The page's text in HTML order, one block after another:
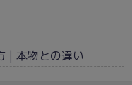
| 本物との違い